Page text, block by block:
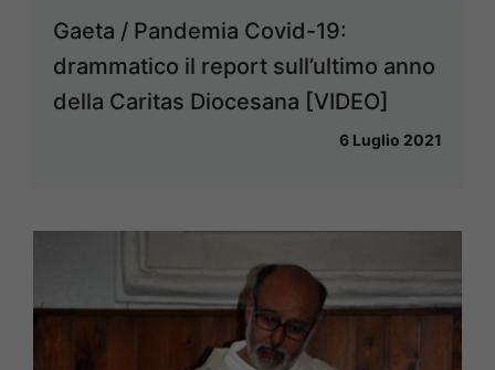
Gaeta / Pandemia Covid-19:
drammatico il report sull’ultimo anno
della Caritas Diocesana [VIDEO]
6 Luglio 2021